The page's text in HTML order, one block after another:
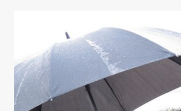
CONQUISTÓ
EL
K2
EL
CORAZÓN